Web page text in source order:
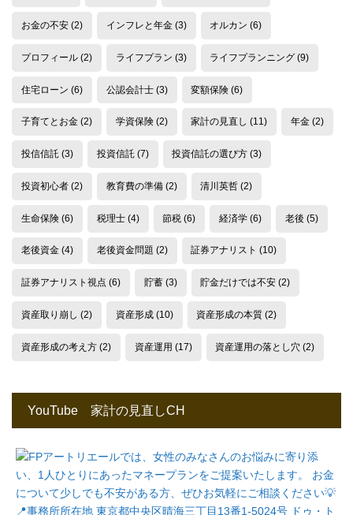
お金の不安(2) インフレと年金(3) オルカン (6)
プロフィール(2) ライフプラン (3) ライフプランニング (9)
住宅ローン (6) 公認会計士(3) 変額保険 (6)
子育てとお金(2) 学資保険(2) 家計の見直し (11) 年金 (2)
投信信託(3) 投資信託(7) 投資信託の選び方 (3)
投資初心者(2) 教育費の準備(2) 清川英哲 (2)
生命保険(6) 税理士(4) 節税 (6) 経済学 (6) 老後 (5)
老後資金(4) 老後資金問題 (2) 証券アナリスト (10)
証券アナリスト視点 (6) 貯蓄(3) 貯金だけでは不安 (2)
資産取り崩し (2) 資産形成(10) 資産形成の本質 (2)
資産形成の考え方(2) 資産運用 (17) 資産運用の落とし穴 (2)
YouTube 家計の見直しCH